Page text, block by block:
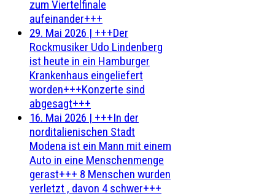
zum Viertelfinale
aufeinander+++
29. Mai 2026 | +++Der
Rockmusiker Udo Lindenberg
ist heute in ein Hamburger
Krankenhaus eingeliefert
worden+++Konzerte sind
abgesagt+++
16. Mai 2026 | +++In der
norditalienischen Stadt
Modena ist ein Mann mit einem
Auto in eine Menschenmenge
gerast+++ 8 Menschen wurden
verletzt , davon 4 schwer+++